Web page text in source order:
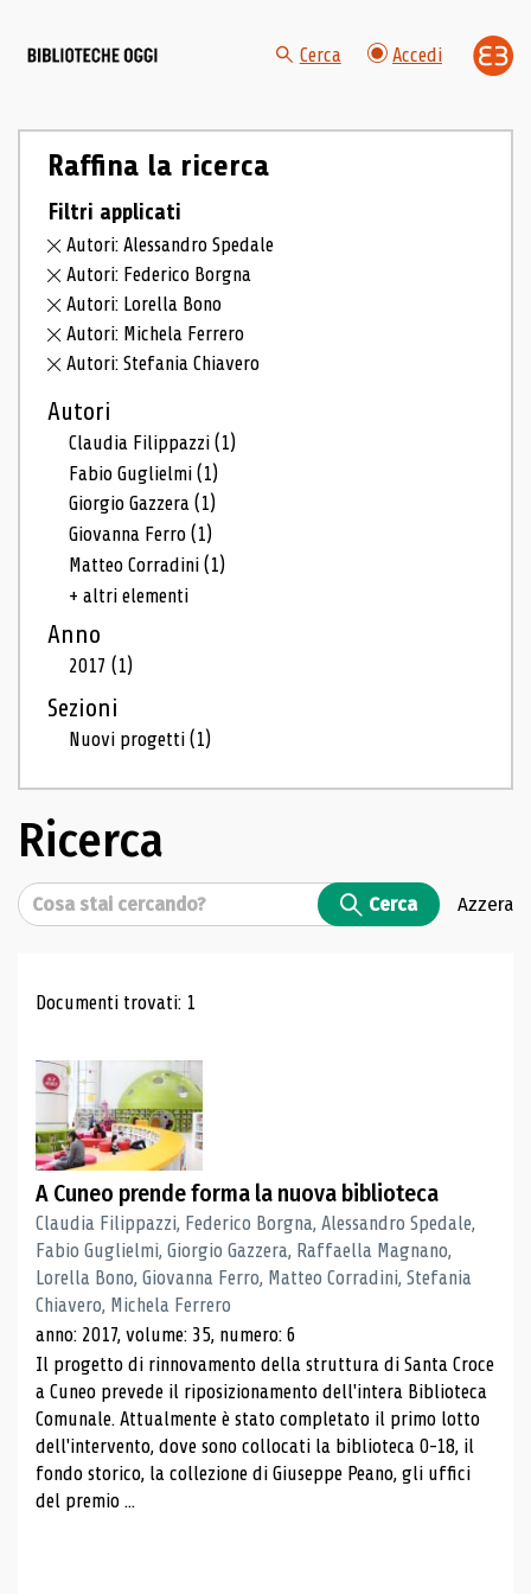
Cerca Accedi
Raffina la ricerca
Filtri applicati
Autori: Alessandro Spedale
Autori: Federico Borgna
Autori: Lorella Bono
Autori: Michela Ferrero
Autori: Stefania Chiavero
Autori
Claudia Filippazzi(1)
Fabio Guglielmi(1)
Giorgio Gazzera(1)
Giovanna Ferro(1)
Matteo Corradini(1)
+ altri elementi
Anno
2017(1)
Sezioni
Nuovi progetti(1)
Ricerca
Cerca Cerca Azzera
Risultati di ricerca
Documenti trovati: 1
A Cuneo prende forma la nuova biblioteca
Claudia Filippazzi, Federico Borgna, Alessandro Spedale,
Fabio Guglielmi, Giorgio Gazzera, Raffaella Magnano,
Lorella Bono, Giovanna Ferro, Matteo Corradini, Stefania
Chiavero, Michela Ferrero
anno: 2017, volume: 35, numero: 6
Il progetto di rinnovamento della struttura di Santa Croce
a Cuneo prevede il riposizionamento dell'intera Biblioteca
Comunale. Attualmente è stato completato il primo lotto
dell'intervento, dove sono collocati la biblioteca 0-18, il
fondo storico, la collezione di Giuseppe Peano, gli uffici
del premio ...